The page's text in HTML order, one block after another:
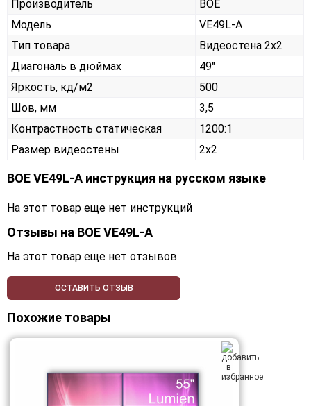
Производитель
BOE
Модель
VE49L-A
Тип товара
Видеостена 2х2
Диагональ в дюймах
49"
Яркость, кд/м2
500
Шов, мм
3,5
Контрастность статическая
1200:1
Размер видеостены
2x2
BOE VE49L-A инструкция на русском языке
На этот товар еще нет инструкций
Отзывы на BOE VE49L-A
На этот товар еще нет отзывов.
ОСТАВИТЬ ОТЗЫВ
Похожие товары